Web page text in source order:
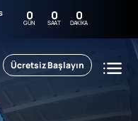
0
GÜN 0
SAAT 0
DAKIKA
Ücretsiz Başlayın